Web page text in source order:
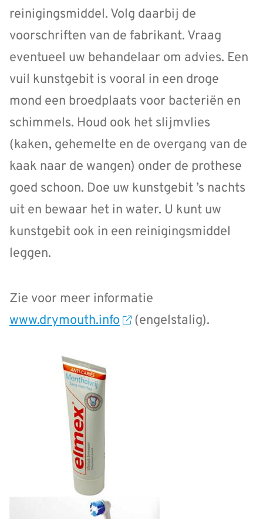
reinigingsmiddel. Volg daarbij de
voorschriften van de fabrikant. Vraag
eventueel uw behandelaar om advies. Een
vuil kunstgebit is vooral in een droge
mond een broedplaats voor bacteriën en
schimmels. Houd ook het slijmvlies
(kaken, gehemelte en de overgang van de
kaak naar de wangen) onder de prothese
goed schoon. Doe uw kunstgebit ’s nachts
uit en bewaar het in water. U kunt uw
kunstgebit ook in een reinigingsmiddel
leggen.
Zie voor meer informatie
www.drymouth.info
(engelstalig).